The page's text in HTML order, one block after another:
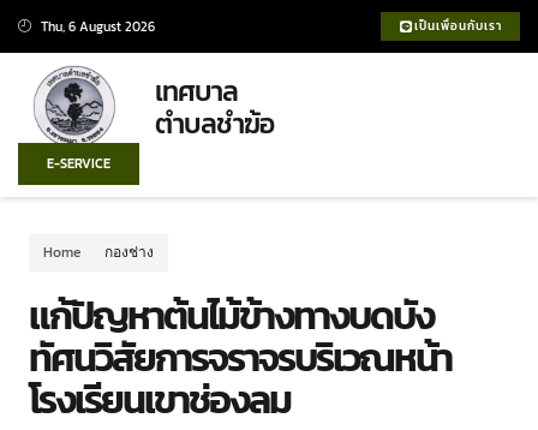
Thu, 6 August 2026 เป็นเพื่อนกับเรา
เทศบาล
ตำบลชำฆ้อ
E-SERVICE
Home กองช่าง
แก้ปัญหาต้นไม้ข้างทางบดบัง
ทัศนวิสัยการจราจรบริเวณหน้า
โรงเรียนเขาช่องลม